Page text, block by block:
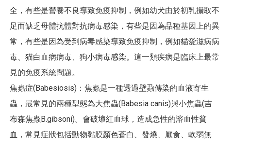
全，有些是營養不良導致免疫抑制，例如幼犬由於初乳攝取不
足而缺乏母體抗體對抗病毒感染，有些是因為品種基因上的異
常，有些是因為受到病毒感染導致免疫抑制，例如貓愛滋病病
毒、猫白血病病毒、狗小病毒感染。這一類疾病是臨床上最常
見的免疫系統問題。
焦蟲症(Babesiosis)：焦蟲是一種透過壁蝨傳染的血液寄生
蟲，最常見的兩種型態為大焦蟲(Babesia canis)與小焦蟲(吉
布森焦蟲B.gibsoni)。會破壞紅血球，造成急性的溶血性貧
血，常見症狀包括動物黏膜顏色蒼白、發燒、厭食、軟弱無